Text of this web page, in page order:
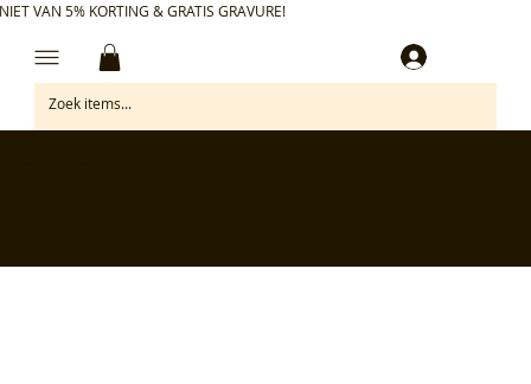
VAN 5% KORTING & GRATIS GRAVURE!